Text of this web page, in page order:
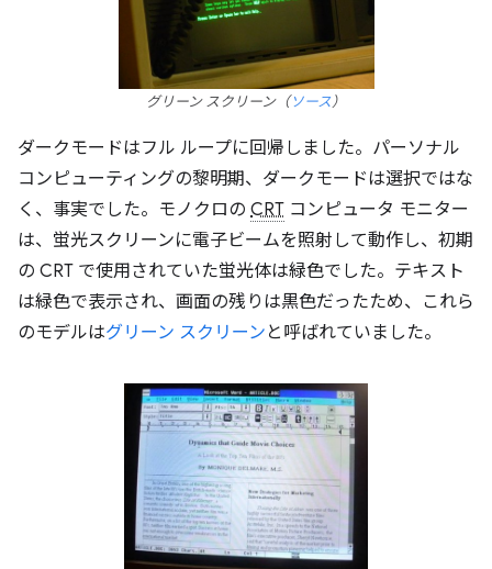
グリーン スクリーン（ソース）
ダークモードはフル ループに回帰しました。パーソナル
コンピューティングの黎明期、ダークモードは選択ではな
く、事実でした。モノクロの CRT コンピュータ モニター
は、蛍光スクリーンに電子ビームを照射して動作し、初期
の CRT で使用されていた蛍光体は緑色でした。テキスト
は緑色で表示され、画面の残りは黒色だったため、これら
のモデルはグリーン スクリーン と呼ばれていました。